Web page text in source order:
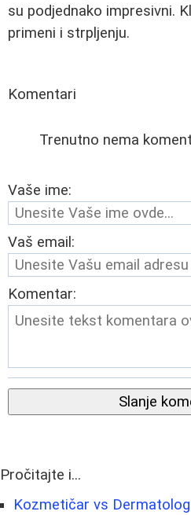
su podjednako impresivni.
primeni i strpljenju.
Komentari
Trenutno nema
Vaše ime:
Vaš email:
Komentar:
Slanje
Pročitajte i...
Kozmetičar vs